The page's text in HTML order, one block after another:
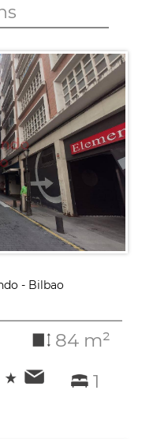
- Bilbao
84 m²
1